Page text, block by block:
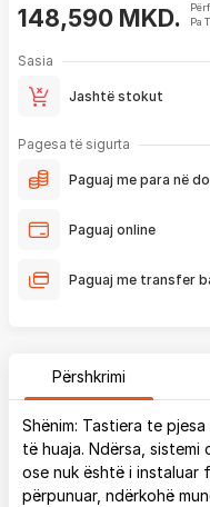
148,590 MKD.
Pa
Sasia
Jashtë stokut
Pagesa të sigurta
Paguaj me para në
Paguaj online
Paguaj me transfer
Përshkrimi
Shënim: Tastiera te
të huaja. Ndërsa,
ose nuk është i instaluar
përpunuar, ndërkohë